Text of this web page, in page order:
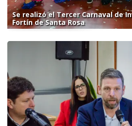
Se realizó el Tercer Carnaval de
Fortín de Santa Rosa